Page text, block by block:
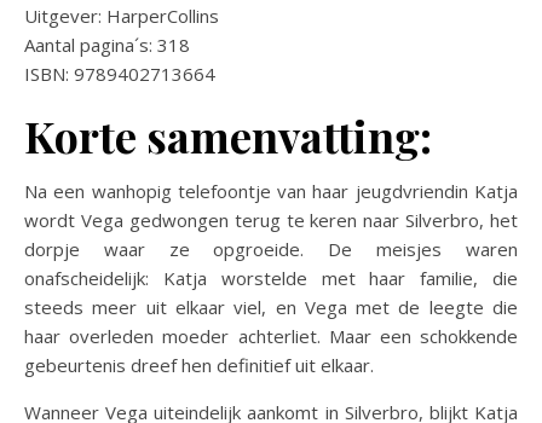
Uitgever: HarperCollins
Aantal pagina´s: 318
ISBN: 9789402713664
Korte samenvatting:
Na een wanhopig telefoontje van haar jeugdvriendin Katja
wordt Vega gedwongen terug te keren naar Silverbro, het
dorpje waar ze opgroeide. De meisjes waren
onafscheidelijk: Katja worstelde met haar familie, die
steeds meer uit elkaar viel, en Vega met de leegte die
haar overleden moeder achterliet. Maar een schokkende
gebeurtenis dreef hen definitief uit elkaar.
Wanneer Vega uiteindelijk aankomt in Silverbro, blijkt Katja